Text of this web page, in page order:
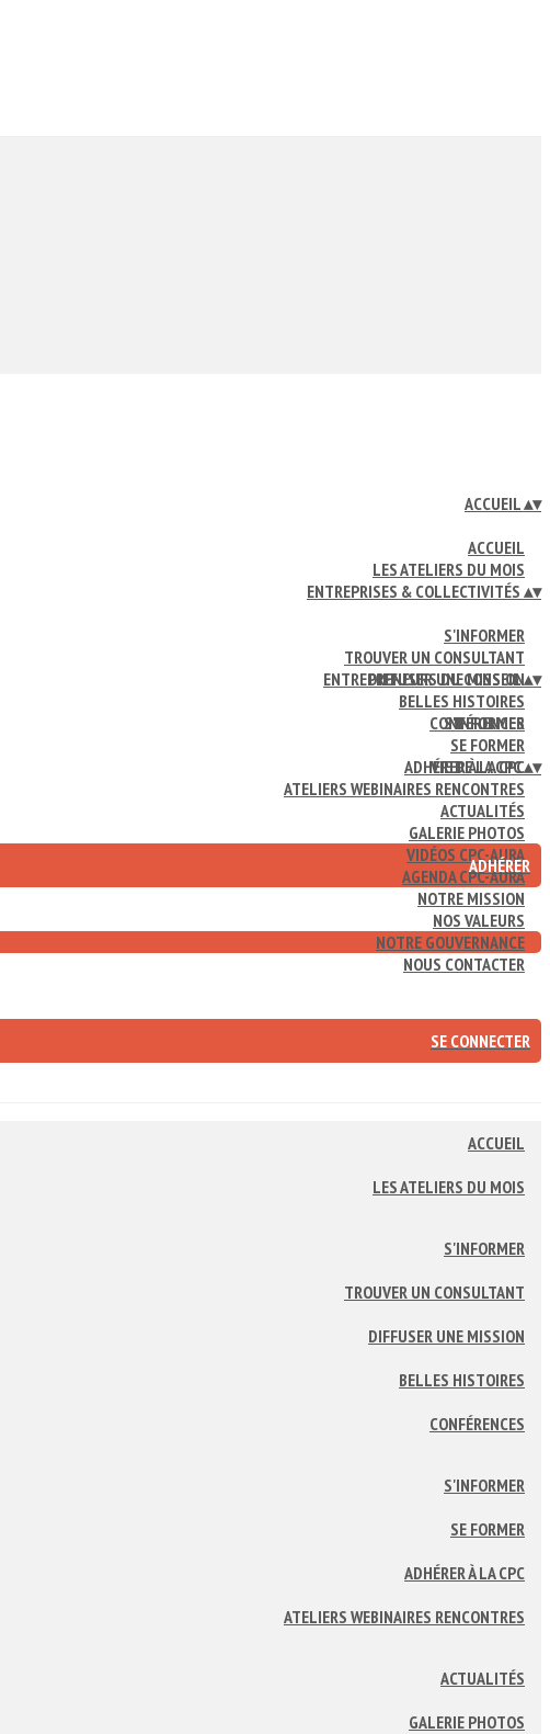
ACCUEIL▴▾
ACCUEIL
LES ATELIERS DU MOIS
ENTREPRISES & COLLECTIVITÉS ▴▾
S'INFORMER
TROUVER UN CONSULTANT
DIFFUSER UNE MISSION
BELLES HISTOIRES
CONFÉRENCES
ENTREPRENEURS DU CONSEIL▴▾
S'INFORMER
SE FORMER
ADHÉRER À LA CPC
ATELIERS WEBINAIRES RENCONTRES
VIE DE LA CPC▴▾
ACTUALITÉS
GALERIE PHOTOS
VIDÉOS CPC-AURA
AGENDA CPC-AURA
NOTRE MISSION
NOS VALEURS
NOTRE GOUVERNANCE
NOUS CONTACTER
ADHÉRER
SE CONNECTER
ACCUEIL
LES ATELIERS DU MOIS
S'INFORMER
TROUVER UN CONSULTANT
DIFFUSER UNE MISSION
BELLES HISTOIRES
CONFÉRENCES
S'INFORMER
SE FORMER
ADHÉRER À LA CPC
ATELIERS WEBINAIRES RENCONTRES
ACTUALITÉS
GALERIE PHOTOS